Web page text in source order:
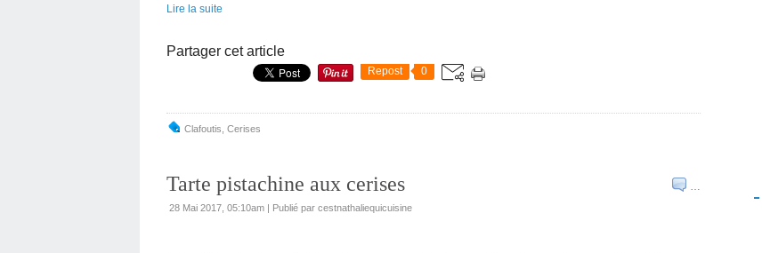
Lire la suite
Partager cet article
Repost 0
Clafoutis Cerises
…
Tarte pistachine aux cerises
28 Mai 2017, 05:10am | Publié par cestnathaliequicuisine